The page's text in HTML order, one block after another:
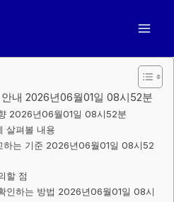
내 2026년06월01일 08시52분
2026년06월01일 08시52분
살펴볼 내용
하는 기준 2026년06월01일 08시52
할 점
인하는 방법 2026년06월01일 08시